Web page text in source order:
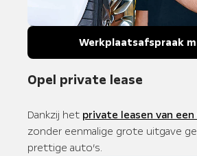
Werkplaatsafspraak
Opel private lease
Dankzij het private leasen van een
zonder eenmalige grote uitgave
prettige auto’s.